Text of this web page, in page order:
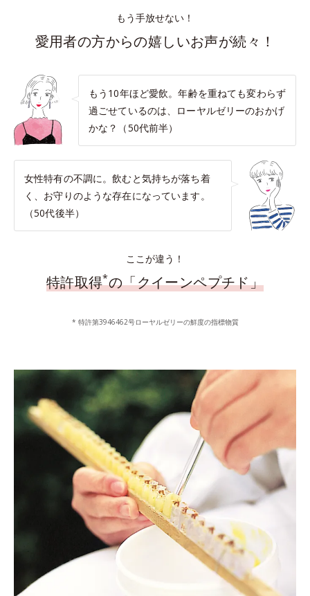
もう手放せない！
愛用者の方からの嬉しいお声が続々！
もう10年ほど愛飲。年齢を重ねても変わらず
過ごせているのは、ローヤルゼリーのおかげ
かな？（50代前半）
女性特有の不調に。飲むと気持ちが落ち着
く、お守りのような存在になっています。
（50代後半）
ここが違う！
特許取得*の「クイーンペプチド」
* 特許第3946462号ローヤルゼリーの鮮度の指標物質